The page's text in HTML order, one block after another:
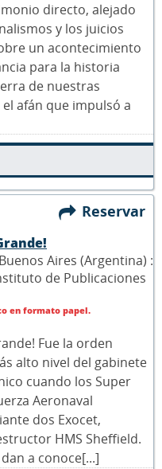
directo, alejado
y los juicios
un acontecimiento
para la historia
de nuestras
el afán que impulsó a
Reservar
Aires (Argentina) :
de Publicaciones
en formato papel.
Fue la orden
alto nivel del gabinete
cuando los Super
Aeronaval
dos Exocet,
HMS Sheffield.
a conoce[...]